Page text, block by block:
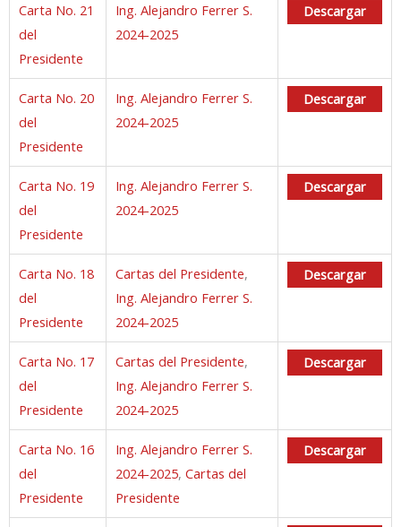
Carta No. 21
del
Presidente
Ing. Alejandro Ferrer S.
2024-2025
Descargar
Carta No. 20
del
Presidente
Ing. Alejandro Ferrer S.
2024-2025
Descargar
Carta No. 19
del
Presidente
Ing. Alejandro Ferrer S.
2024-2025
Descargar
Carta No. 18
del
Presidente
Cartas del Presidente,
Ing. Alejandro Ferrer S.
2024-2025
Descargar
Carta No. 17
del
Presidente
Cartas del Presidente,
Ing. Alejandro Ferrer S.
2024-2025
Descargar
Carta No. 16
del
Presidente
Ing. Alejandro Ferrer S.
2024-2025, Cartas del
Presidente
Descargar